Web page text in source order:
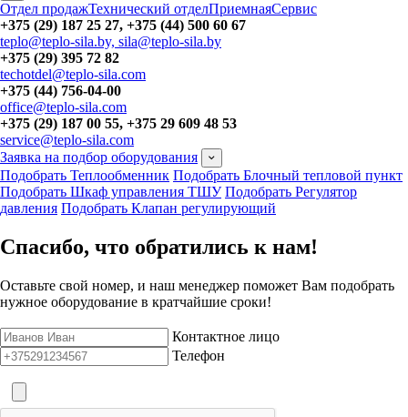
Отдел продажТехнический отделПриемнаяСервис
+375 (29) 187 25 27, +375 (44) 500 60 67
teplo@teplo-sila.by, sila@teplo-sila.by
+375 (29) 395 72 82
techotdel@teplo-sila.com
+375 (44) 756-04-00
office@teplo-sila.com
+375 (29) 187 00 55, +375 29 609 48 53
service@teplo-sila.com
Заявка на подбор оборудования
Подобрать Теплообменник Подобрать Блочный тепловой пункт
Подобрать Шкаф управления ТШУ Подобрать Регулятор
давления Подобрать Клапан регулирующий
Спасибо, что обратились к нам!
Оставьте свой номер, и наш менеджер поможет Вам подобрать
нужное оборудование в кратчайшие сроки!
Контактное лицо
Телефон